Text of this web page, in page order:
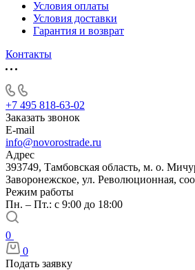
Условия оплаты
Условия доставки
Гарантия и возврат
Контакты
+7 495 818-63-02
Заказать звонок
E-mail
info@novorostrade.ru
Адрес
393749, Тамбовская область, м. о.
Заворонежское, ул. Революционная,
Режим работы
Пн. – Пт.: с 9:00 до 18:00
0
0
Подать заявку